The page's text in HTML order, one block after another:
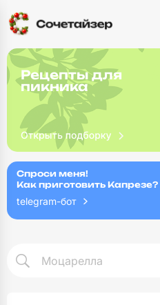
Рецепты для
пикника
Спроси меня!
Как приготовить Капрезе?
telegram-бот